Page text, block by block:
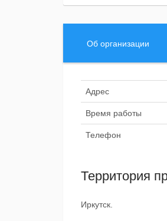
Об организации
Адрес
Время работы
Телефон
Территория
Иркутск.